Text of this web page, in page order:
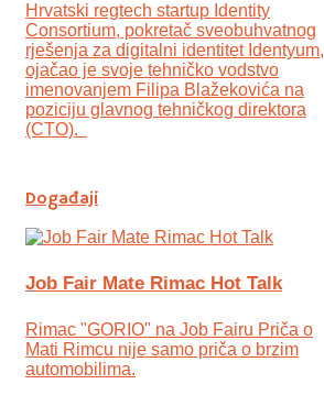
Hrvatski regtech startup Identity
Consortium, pokretač sveobuhvatnog
rješenja za digitalni identitet Identyum,
ojаčao je svoje tehničko vodstvo
imenovanjem Filipa Blažekovića na
poziciju glavnog tehničkog direktora
(CTO).
Događaji
Job Fair Mate Rimac Hot Talk
Rimac "GORIO" na Job Fairu Priča o
Mati Rimcu nije samo priča o brzim
automobilima.